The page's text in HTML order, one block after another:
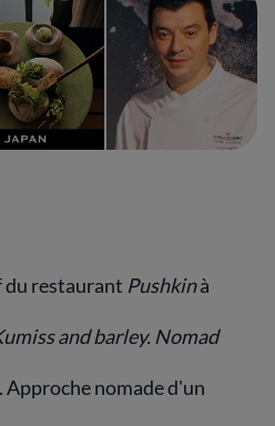
du restaurant Pushkinà
and barley. Nomad
Approche nomade d'un